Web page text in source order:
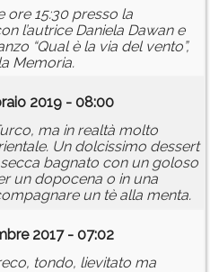
ore 15:30 presso la
l’autrice Daniela Dawan e
“Qual è la via del vento”,
Memoria.
2019 - 08:00
ma in realtà molto
Un dolcissimo dessert
bagnato con un goloso
un dopocena o in una
un tè alla menta.
2017 - 07:02
tondo, lievitato ma